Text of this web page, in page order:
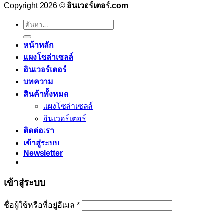
Copyright 2026 © อินเวอร์เตอร์.com
ค้นหา:
หน้าหลัก
แผงโซล่าเซลล์
อินเวอร์เตอร์
บทความ
สินค้าทั้งหมด
แผงโซล่าเซลล์
อินเวอร์เตอร์
ติดต่อเรา
เข้าสู่ระบบ
Newsletter
เข้าสู่ระบบ
ชื่อผู้ใช้หรือที่อยู่อีเมล *ต้องการ